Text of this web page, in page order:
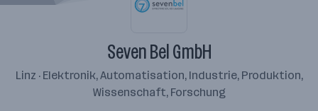
Seven Bel GmbH
Linz · Elektronik, Automatisation, Industrie, Produktion,
Wissenschaft, Forschung